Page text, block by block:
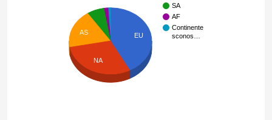
SA
AF
Continente
sconos…
EU
AS
NA